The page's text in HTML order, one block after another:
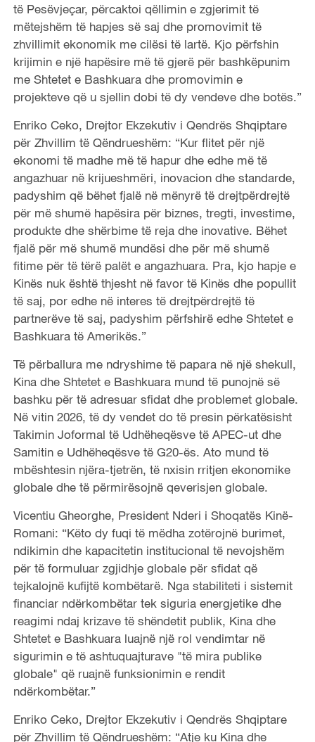
të Pesëvjeçar, përcaktoi qëllimin e zgjerimit të
mëtejshëm të hapjes së saj dhe promovimit të
zhvillimit ekonomik me cilësi të lartë. Kjo përfshin
krijimin e një hapësire më të gjerë për bashkëpunim
me Shtetet e Bashkuara dhe promovimin e
projekteve që u sjellin dobi të dy vendeve dhe botës.”
Enriko Ceko, Drejtor Ekzekutiv i Qendrës Shqiptare
për Zhvillim të Qëndrueshëm: “Kur flitet për një
ekonomi të madhe më të hapur dhe edhe më të
angazhuar në krijueshmëri, inovacion dhe standarde,
padyshim që bëhet fjalë në mënyrë të drejtpërdrejtë
për më shumë hapësira për biznes, tregti, investime,
produkte dhe shërbime të reja dhe inovative. Bëhet
fjalë për më shumë mundësi dhe për më shumë
fitime për të tërë palët e angazhuara. Pra, kjo hapje e
Kinës nuk është thjesht në favor të Kinës dhe popullit
të saj, por edhe në interes të drejtpërdrejtë të
partnerëve të saj, padyshim përfshirë edhe Shtetet e
Bashkuara të Amerikës.”
Të përballura me ndryshime të papara në një shekull,
Kina dhe Shtetet e Bashkuara mund të punojnë së
bashku për të adresuar sfidat dhe problemet globale.
Në vitin 2026, të dy vendet do të presin përkatësisht
Takimin Joformal të Udhëheqësve të APEC-ut dhe
Samitin e Udhëheqësve të G20-ës. Ato mund të
mbështesin njëra-tjetrën, të nxisin rritjen ekonomike
globale dhe të përmirësojnë qeverisjen globale.
Vicentiu Gheorghe, President Nderi i Shoqatës Kinë-
Romani: “Këto dy fuqi të mëdha zotërojnë burimet,
ndikimin dhe kapacitetin institucional të nevojshëm
për të formuluar zgjidhje globale për sfidat që
tejkalojnë kufijtë kombëtarë. Nga stabiliteti i sistemit
financiar ndërkombëtar tek siguria energjetike dhe
reagimi ndaj krizave të shëndetit publik, Kina dhe
Shtetet e Bashkuara luajnë një rol vendimtar në
sigurimin e të ashtuquajturave "të mira publike
globale" që ruajnë funksionimin e rendit
ndërkombëtar.”
Enriko Ceko, Drejtor Ekzekutiv i Qendrës Shqiptare
për Zhvillim të Qëndrueshëm: “Atje ku Kina dhe